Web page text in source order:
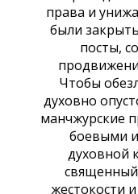
права и
были
посты,
Чтобы
духовно
манчжурские
боевыми
духовной
жестокости